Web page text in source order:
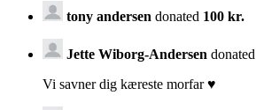
tony andersen donated 100 kr.
Jette Wiborg-Andersen donated
Vi savner dig kæreste morfar ♥️